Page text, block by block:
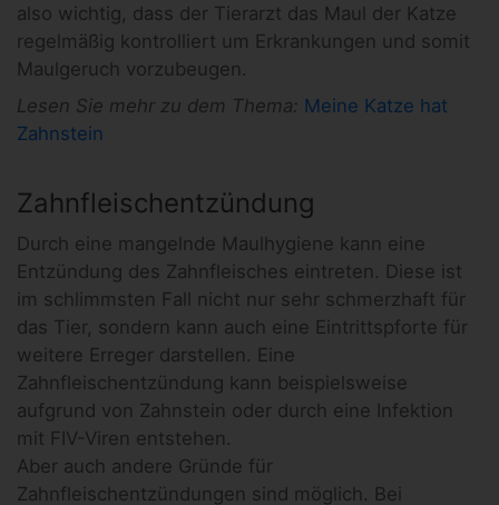
also wichtig, dass der Tierarzt das Maul der Katze
regelmäßig kontrolliert um Erkrankungen und somit
Maulgeruch vorzubeugen.
Lesen Sie mehr zu dem Thema: Meine Katze hat
Zahnstein
Zahnfleischentzündung
Durch eine mangelnde Maulhygiene kann eine
Entzündung des Zahnfleisches eintreten. Diese ist
im schlimmsten Fall nicht nur sehr schmerzhaft für
das Tier, sondern kann auch eine Eintrittspforte für
weitere Erreger darstellen. Eine
Zahnfleischentzündung kann beispielsweise
aufgrund von Zahnstein oder durch eine Infektion
mit FIV-Viren entstehen.
Aber auch andere Gründe für
Zahnfleischentzündungen sind möglich. Bei